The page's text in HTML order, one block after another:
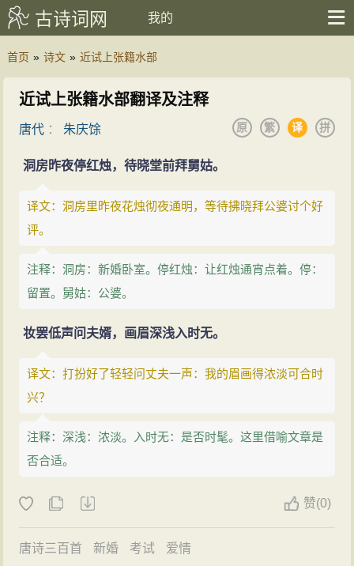
古诗词网 我的
首页 » 诗文 » 近试上张籍水部
近试上张籍水部翻译及注释
唐代 ： 朱庆馀 拼
译
繁
原
洞房昨夜停红烛，待晓堂前拜舅姑。
译文：洞房里昨夜花烛彻夜通明，等待拂晓拜公婆讨个好
评。
注释：洞房：新婚卧室。停红烛：让红烛通宵点着。停：
留置。舅姑：公婆。
妆罢低声问夫婿，画眉深浅入时无。
译文：打扮好了轻轻问丈夫一声：我的眉画得浓淡可合时
兴？
注释：深浅：浓淡。入时无：是否时髦。这里借喻文章是
否合适。
赞(0)
唐诗三百首 新婚 考试 爱情